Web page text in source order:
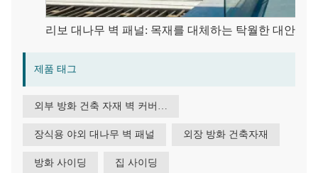
리보 대나무 벽 패널: 목재를 대체하는 탁월한 대안
제품 태그
외부 방화 건축 자재 벽 커버용 대나무 사이딩
장식용 야외 대나무 벽 패널 외장 방화 건축자재
방화 사이딩 집 사이딩